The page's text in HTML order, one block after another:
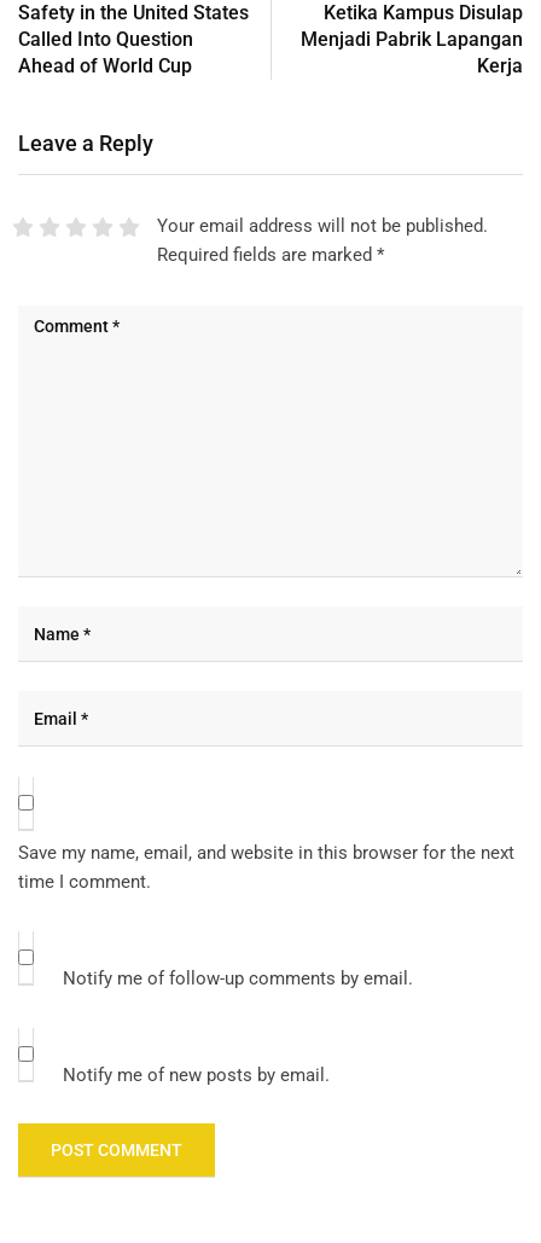
Safety in the United States
Called Into Question
Ahead of World Cup
Ketika Kampus Disulap
Menjadi Pabrik Lapangan
Kerja
Leave a Reply
Your email address will not be published.
Required fields are marked *
Save my name, email, and website in this browser for the next
time I comment.
Notify me of follow-up comments by email.
Notify me of new posts by email.